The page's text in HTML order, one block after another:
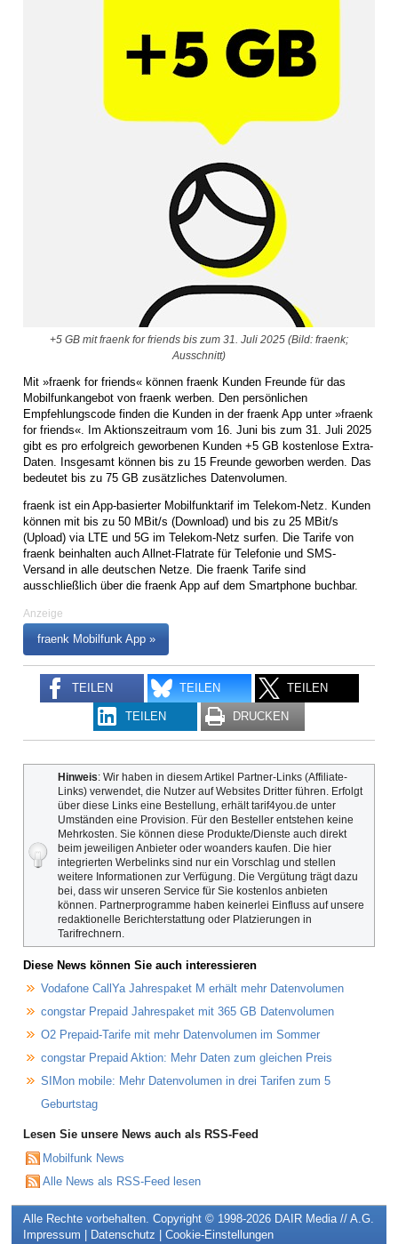
+5 GB mit fraenk for friends bis zum 31. Juli 2025 (Bild: fraenk;
Ausschnitt)
Mit »fraenk for friends« können fraenk Kunden Freunde für das
Mobilfunkangebot von fraenk werben. Den persönlichen
Empfehlungscode finden die Kunden in der fraenk App unter »fraenk
for friends«. Im Aktionszeitraum vom 16. Juni bis zum 31. Juli 2025
gibt es pro erfolgreich geworbenen Kunden +5 GB kostenlose Extra-
Daten. Insgesamt können bis zu 15 Freunde geworben werden. Das
bedeutet bis zu 75 GB zusätzliches Datenvolumen.
fraenk ist ein App-basierter Mobilfunktarif im Telekom-Netz. Kunden
können mit bis zu 50 MBit/s (Download) und bis zu 25 MBit/s
(Upload) via LTE und 5G im Telekom-Netz surfen. Die Tarife von
fraenk beinhalten auch Allnet-Flatrate für Telefonie und SMS-
Versand in alle deutschen Netze. Die fraenk Tarife sind
ausschließlich über die fraenk App auf dem Smartphone buchbar.
Anzeige
fraenk Mobilfunk App »
TEILEN TEILEN TEILEN
TEILEN DRUCKEN
Hinweis: Wir haben in diesem Artikel Partner-Links (Affiliate-
Links) verwendet, die Nutzer auf Websites Dritter führen. Erfolgt
über diese Links eine Bestellung, erhält tarif4you.de unter
Umständen eine Provision. Für den Besteller entstehen keine
Mehrkosten. Sie können diese Produkte/Dienste auch direkt
beim jeweiligen Anbieter oder woanders kaufen. Die hier
integrierten Werbelinks sind nur ein Vorschlag und stellen
weitere Informationen zur Verfügung. Die Vergütung trägt dazu
bei, dass wir unseren Service für Sie kostenlos anbieten
können. Partnerprogramme haben keinerlei Einfluss auf unsere
redaktionelle Berichterstattung oder Platzierungen in
Tarifrechnern.
Diese News können Sie auch interessieren
Vodafone CallYa Jahrespaket M erhält mehr Datenvolumen
congstar Prepaid Jahrespaket mit 365 GB Datenvolumen
O2 Prepaid-Tarife mit mehr Datenvolumen im Sommer
congstar Prepaid Aktion: Mehr Daten zum gleichen Preis
SIMon mobile: Mehr Datenvolumen in drei Tarifen zum 5
Geburtstag
Lesen Sie unsere News auch als RSS-Feed
Mobilfunk News
Alle News als RSS-Feed lesen
Alle Rechte vorbehalten. Copyright © 1998-2026 DAIR Media // A.G.
Impressum
Datenschutz Cookie-Einstellungen